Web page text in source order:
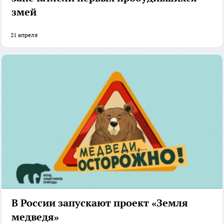
змей
21 апреля
В России запускают проект «Земля
медведя»